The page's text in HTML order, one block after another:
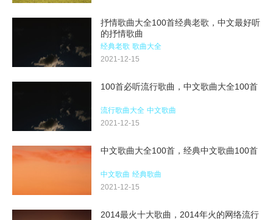
抒情歌曲大全100首经典老歌，中文最好听
的抒情歌曲
经典老歌 歌曲大全
2021-12-15
100首必听流行歌曲，中文歌曲大全100首
流行歌曲大全 中文歌曲
2021-12-15
中文歌曲大全100首，经典中文歌曲100首
中文歌曲 经典歌曲
2021-12-15
2014最火十大歌曲，2014年火的网络流行